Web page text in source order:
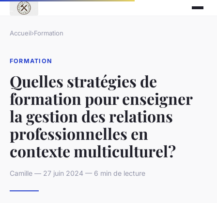
Accueil›Formation
FORMATION
Quelles stratégies de
formation pour enseigner
la gestion des relations
professionnelles en
contexte multiculturel?
Camille — 27 juin 2024 — 6 min de lecture